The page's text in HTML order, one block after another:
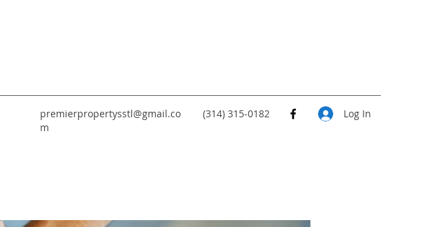
premierpropertysstl@gmail.co
m
(314) 315-0182 Log In